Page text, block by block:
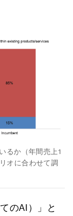
るか（年間売上1
オに合わせて調
のAI）」と